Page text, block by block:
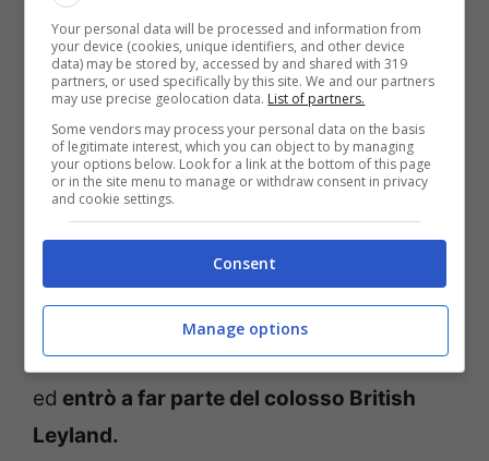
Con la nascita della Land Rover, nel 1948,
l’immagine del marchio cambiò. Il
fuoristrada, ispirato alle Jeep, monopolizzò
il mercato. La vettura nata per affrontare le
sfide sul campo di battaglia divenne un
simbolo degli anni ’50. Arrivarono, in
seguito, la P5 e la P6, diventando la prima
Auto dell’Anno di sempre. Nel 1967 Rover
terminò di essere un marchio indipendente
ed entrò a far parte del colosso British
Leyland.
Your personal data will be processed and information from
your device (cookies, unique identifiers, and other device
data) may be stored by, accessed by and shared with 319
partners, or used specifically by this site. We and our partners
may use precise geolocation data. List of partners.
Some vendors may process your personal data on the basis
of legitimate interest, which you can object to by managing
your options below. Look for a link at the bottom of this page
or in the site menu to manage or withdraw consent in privacy
and cookie settings.
Consent
Manage options